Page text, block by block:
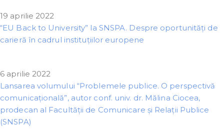
19 aprilie 2022
“EU Back to University” la SNSPA. Despre oportunități de
carieră în cadrul instituțiilor europene
6 aprilie 2022
Lansarea volumului “Problemele publice. O perspectivă
comunicațională”, autor conf. univ. dr. Mălina Ciocea,
prodecan al Facultății de Comunicare și Relații Publice
(SNSPA)